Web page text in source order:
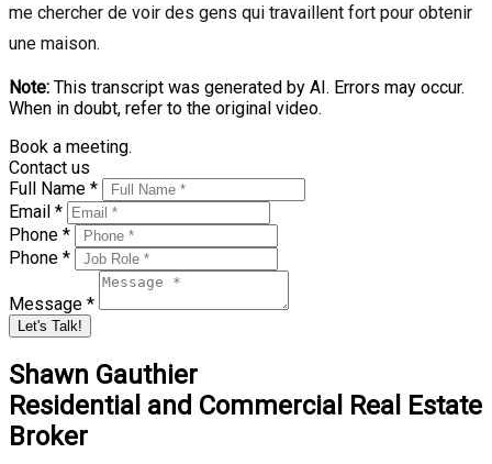
me chercher de voir des gens qui travaillent fort pour obtenir
une maison.
Note: This transcript was generated by AI. Errors may occur.
When in doubt, refer to the original video.
Book a meeting.
Contact us
Full Name *
Email *
Phone *
Phone *
Message *
Let's Talk!
Shawn Gauthier
Residential and Commercial Real Estate
Broker